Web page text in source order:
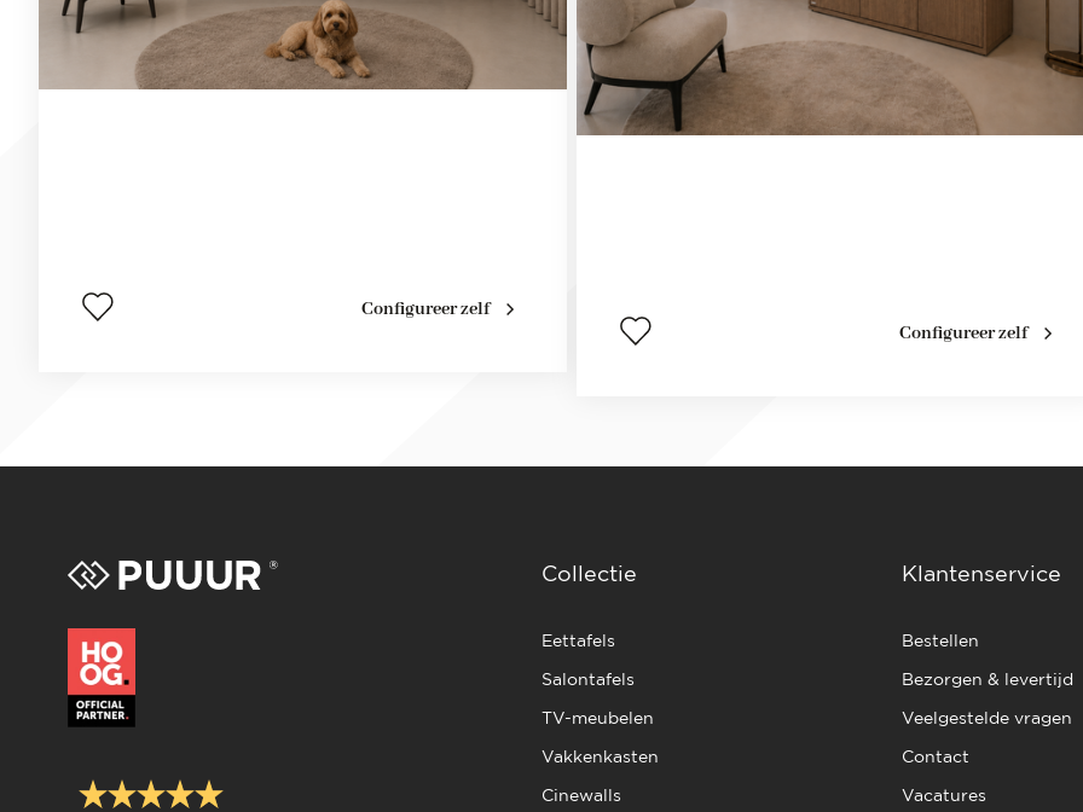
Configureer zelf
Configureer zelf
Collectie
Eettafels
Salontafels
TV-meubelen
Vakkenkasten
Cinewalls
Klantenservice
Bestellen
Bezorgen & levertijd
Veelgestelde vragen
Contact
Vacatures